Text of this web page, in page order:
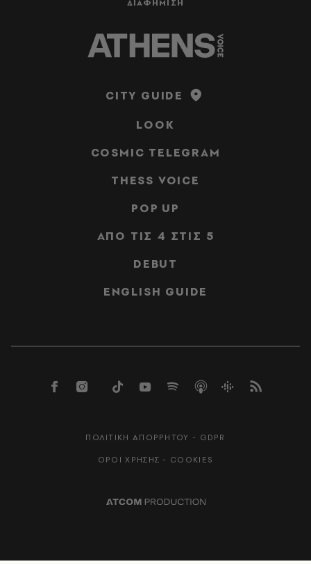
ΔΙΑΦΗΜΙΣΗ
CITY GUIDE
LOOK
COSMIC TELEGRAM
THESS VOICE
POP UP
ΑΠΟ ΤΙΣ 4 ΣΤΙΣ 5
DEBUT
ENGLISH GUIDE
ΠΟΛΙΤΙΚΗ ΑΠΟΡΡΗΤΟΥ - GDPR
ΟΡΟΙ ΧΡΗΣΗΣ - COOKIES